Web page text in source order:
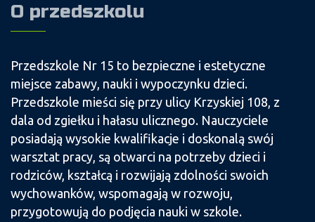
O przedszkolu
Przedszkole Nr 15 to bezpieczne i estetyczne
miejsce zabawy, nauki i wypoczynku dzieci.
Przedszkole mieści się przy ulicy Krzyskiej 108, z
dala od zgiełku i hałasu ulicznego. Nauczyciele
posiadają wysokie kwalifikacje i doskonalą swój
warsztat pracy, są otwarci na potrzeby dzieci i
rodziców, kształcą i rozwijają zdolności swoich
wychowanków, wspomagają w rozwoju,
przygotowują do podjęcia nauki w szkole.